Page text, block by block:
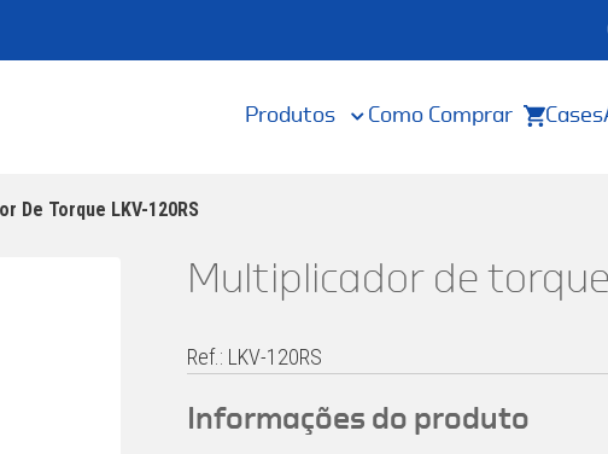
Produtos Como Comprar Cases
De Torque LKV-120RS
Multiplicador de
Ref.: LKV-120RS
Informações do produto